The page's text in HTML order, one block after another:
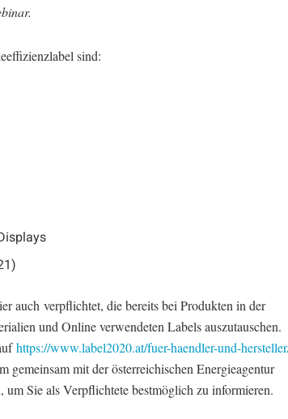
sind:
auch verpflichtet, die bereits bei Produkten in der
und Online verwendeten Labels auszutauschen.
https://www.label2020.at/fuer-haendler-und-
gemeinsam mit der österreichischen Energieagentur
Sie als Verpflichtete bestmöglich zu informieren.